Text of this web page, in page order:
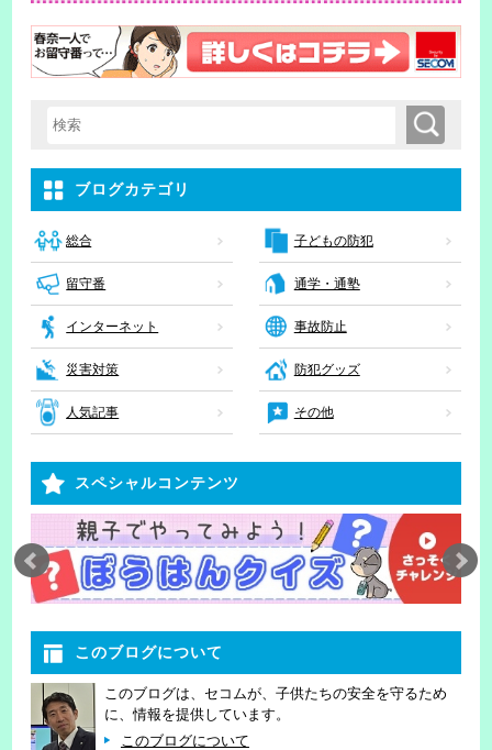
検索キーワード入力 検索
ブログカテゴリ
総合 子どもの防犯
留守番 通学・通塾
インターネット 事故防止
災害対策 防犯グッズ
人気記事 その他
スペシャルコンテンツ
このブログについて
このブログは、セコムが、子供たちの安全を守るため
に、情報を提供しています。
このブログについて